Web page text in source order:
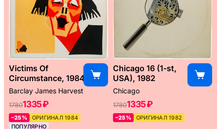
Victims Of
Circumstance, 1984
Barclay James Harvest
17801335 ₽
–25%
ОРИГИНАЛ 1984
ПОПУЛЯРНО
Chicago 16 (1-st,
USA), 1982
Chicago
17801335 ₽
–25% ОРИГИНАЛ 1982